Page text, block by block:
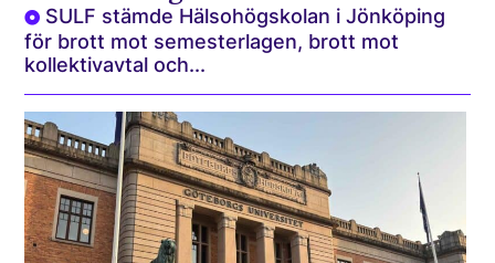
SULF stämde Hälsohögskolan i Jönköping
för brott mot semesterlagen, brott mot
kollektivavtal och...